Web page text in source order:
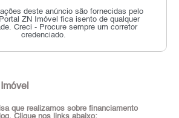
deste anúncio são fornecidas pelo
ZN Imóvel fica isento de qualquer
Creci - Procure sempre um corretor
credenciado.
que realizamos sobre financiamento
Clique nos links abaixo: